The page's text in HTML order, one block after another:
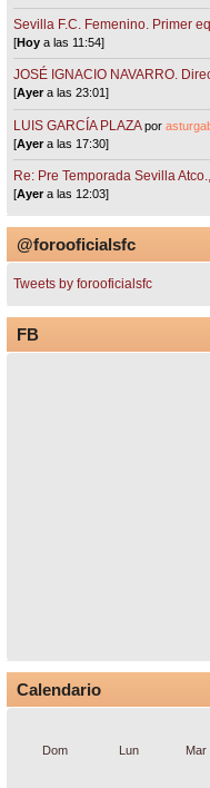
Sevilla F.C. Femenino. Primer
[Hoy a las 11:54]
JOSÉ IGNACIO NAVARRO.
[Ayera las 23:01]
LUIS GARCÍA PLAZA por
[Ayera las 17:30]
Re: Pre Temporada Sevilla
[Ayera las 12:03]
@forooficialsfc
Tweets by forooficialsfc
FB
Calendario
Dom
Lun Mar